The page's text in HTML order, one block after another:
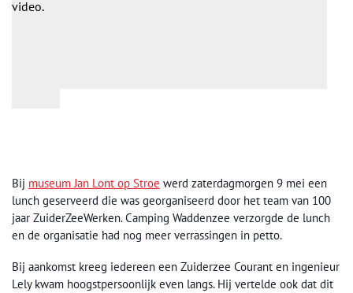
video.
Bij museum Jan Lont op Stroe werd zaterdagmorgen 9 mei een
lunch geserveerd die was georganiseerd door het team van 100
jaar ZuiderZeeWerken. Camping Waddenzee verzorgde de lunch
en de organisatie had nog meer verrassingen in petto.
Bij aankomst kreeg iedereen een Zuiderzee Courant en ingenieur
Lely kwam hoogstpersoonlijk even langs. Hij vertelde ook dat dit